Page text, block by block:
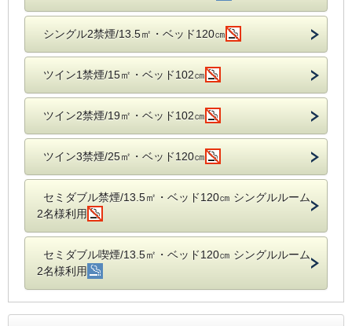
シングル2禁煙/13.5㎡・ベッド120㎝
ツイン1禁煙/15㎡・ベッド102㎝
ツイン2禁煙/19㎡・ベッド102㎝
ツイン3禁煙/25㎡・ベッド120㎝
セミダブル禁煙/13.5㎡・ベッド120㎝ シングルルーム
2名様利用
セミダブル喫煙/13.5㎡・ベッド120㎝ シングルルーム
2名様利用